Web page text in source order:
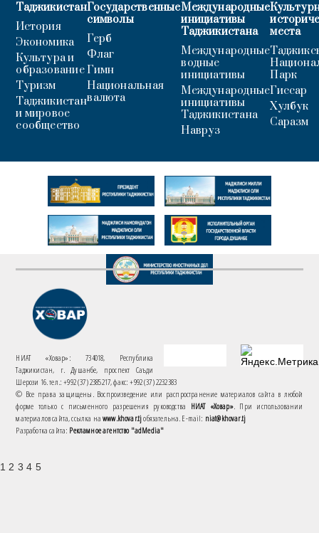
Таджикистан
История
Экономика
Культура и
образование
Туризм
Таджикистан
и мировое
сообщество
Государственные
символы
Герб
Флаг
Гимн
Национальная
валюта
Международные
инициативы
Таджикистана
Международные
водные
инициативы
Международные
инициативы
Таджикистана
Навруз
места
Парк
Гиссар
Хулбук
Саразм
НИАТ «Ховар»: 734018, Республика
Таджикистан, г. Душанбе, проспект Саъди
Шерози 16. тел.: +992 (37) 2385217, факс: +992 (37) 2232383
© Все права защищены. Воспроизведение или распространение материалов сайта в любой
форме только с письменного разрешения руководства НИАТ «Ховар». При использовании
материалов сайта, ссылка наwww.khovar.tjобязательна. E-mail: niat@khovar.tj
Разработка сайта: Рекламное агентство "adMedia"
1 2 3 4 5